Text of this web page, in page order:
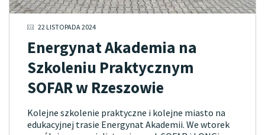
22 LISTOPADA 2024
Energynat Akademia na
Szkoleniu Praktycznym
SOFAR w Rzeszowie
Kolejne szkolenie praktyczne i kolejne miasto na
edukacyjnej trasie Energynat Akademii. We wtorek